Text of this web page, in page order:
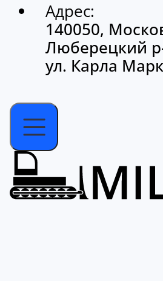
Адрес:
140050,
Люберецкий
ул. Карла